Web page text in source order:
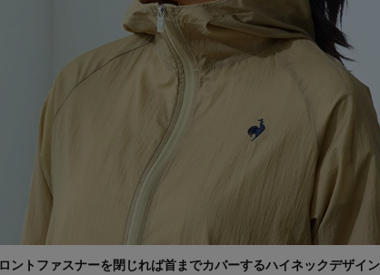
ントファスナーを閉じれば首までカバーするハイネックデザイン